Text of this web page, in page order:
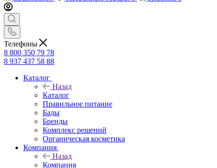
Телефоны
8 800 350 79 78
8 937 437 58 88
Каталог
Назад
Каталог
Правильное питание
Бады
Бренды
Комплекс решений
Органическая косметика
Компания
Назад
Компания